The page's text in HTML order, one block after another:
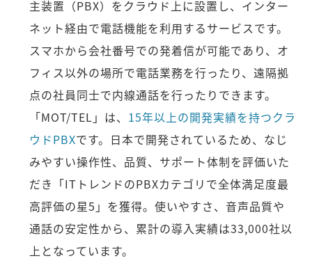
主装置（PBX）をクラウド上に設置し、インター
ネット経由で電話機能を利用するサービスです。
スマホから会社番号での発着信が可能であり、オ
フィス以外の場所で電話業務を行ったり、遠隔拠
点の社員同士で内線通話を行ったりできます。
「MOT/TEL」は、 15年以上の開発実績を持つクラ
ウドPBXです。日本で開発されているため、なじ
みやすい操作性、品質、サポート体制を評価いた
だき「ITトレンドのPBXカテゴリで全体満足度最
高評価の星5」を獲得。使いやすさ、音声品質や
通話の安定性から、累計の導入実績は33,000社以
上となっています。